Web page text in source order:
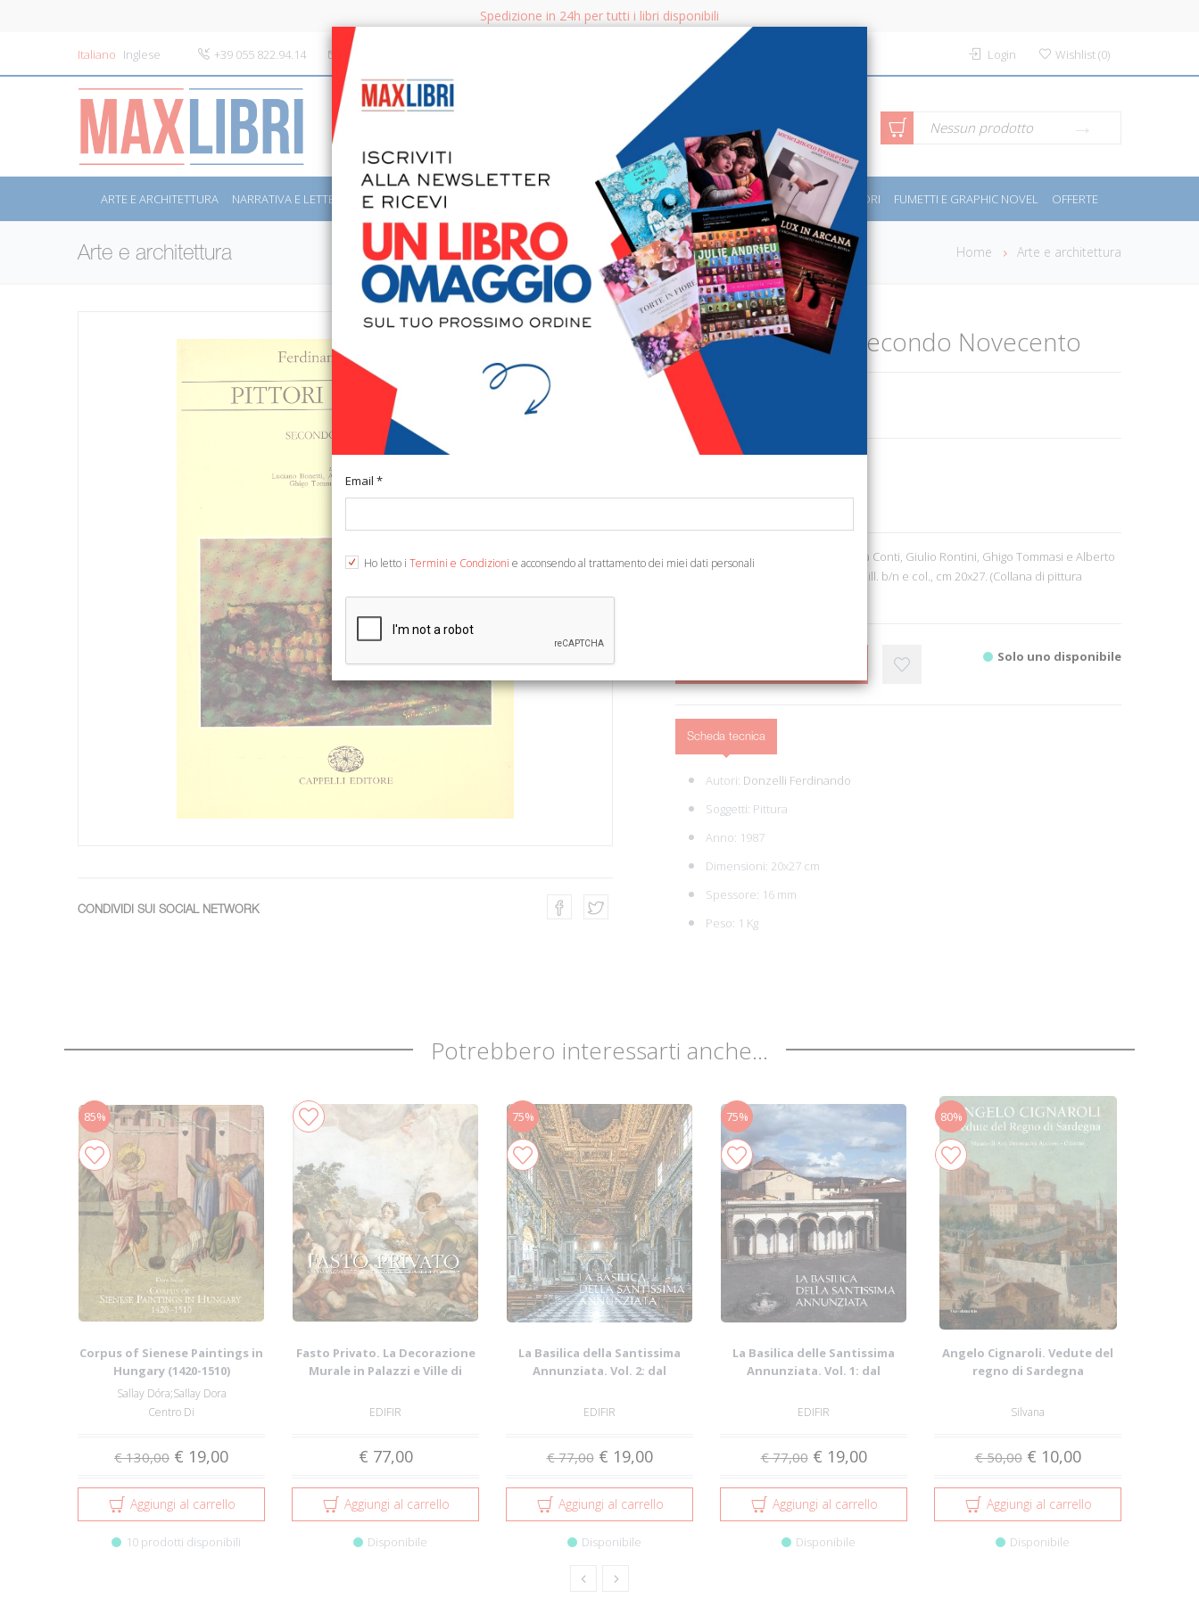
Spedizione in 24h per tutti i libri disponibili
Italiano Inglese +39 055 822.94.14 info@maxlibri.it Login Wishlist(0)
CERCA Ricerca avanzata Nessun prodotto
ARTE E ARCHITETTURA NARRATIVA E LETTERATURA SAGGISTICA LIBRI PER BAMBINI E RAGAZZI MANUALI - GUIDE - CORSI SPORT E MOTORI FUMETTI E GRAPHIC NOVEL OFFERTE
Arte e architettura Home Arte e architettura
CONDIVIDI SUI SOCIAL NETWORK
Pittori livornesi. Secondo Novecento
€ 85,00
Interventi di Luciano Bonetti, Andrea Conti, Giulio Rontini, Ghigo Tommasi e Alberto
Zampieri. Bologna, 1987; ril., pp. 240, ill. b/n e col., cm 20x27. (Collana di pittura
Solo uno disponibile
Scheda tecnica
Autori: Donzelli Ferdinando
Soggetti: Pittura
Anno: 1987
Dimensioni: 20x27 cm
Spessore: 16 mm
Peso: 1 Kg
Potrebbero interessarti anche...
85%
Corpus of Sienese Paintings in
Hungary (1420-1510)
Sallay Dóra;Sallay Dora
Centro Di
€ 130,00 € 19,00
Aggiungi al carrello
10 prodotti disponibili
Fasto Privato. La Decorazione
Murale in Palazzi e Ville di
EDIFIR
€ 77,00
Aggiungi al carrello
Disponibile
75%
La Basilica della Santissima
Annunziata. Vol. 2: dal
EDIFIR
€ 77,00 € 19,00
Aggiungi al carrello
Disponibile
75%
La Basilica delle Santissima
Annunziata. Vol. 1: dal
EDIFIR
€ 77,00 € 19,00
Aggiungi al carrello
Disponibile
80%
Angelo Cignaroli. Vedute del
regno di Sardegna
Silvana
€ 50,00 € 10,00
Aggiungi al carrello
Disponibile
Email *
Ho letto i Termini e Condizioni e acconsendo al trattamento dei miei dati personali